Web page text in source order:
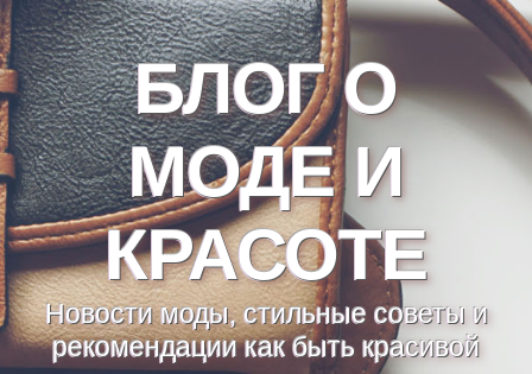
БЛОГ О
МОДЕ И
КРАСОТЕ
Новости моды, стильные советы и
рекомендации как быть красивой